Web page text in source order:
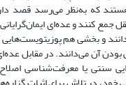
که به‌نظر می‌رسد قصد
جمع کنند و عده‌ای
و بخشی هم پوزیتویست‌هایی
بودن آن می‌دانند. در مقابل
سنتی یا معرفت‌شناسی